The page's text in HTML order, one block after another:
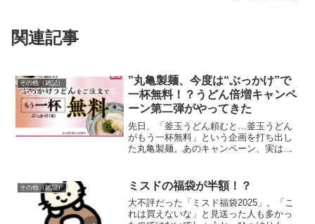
関連記事
その他（雑記）
”丸亀製麺、今度は“ぶっかけ”で
一杯無料！？うどん倍増キャンペ
ーン第二弾がやってきた
先日、「釜玉うどん頼むと…釜玉うどん
がもう一杯無料」という企画を打ち出し
た丸亀製麺。あのキャンペーン、実は一
にっ！？今度は「ぶっかけうどん」で一
杯無料今回の企画は以下で...
その他（雑記） ミスドの福袋が半額！？
大不評だった「ミスド福袋2025」。「こ
れは買えないな」と見送った人も多かっ